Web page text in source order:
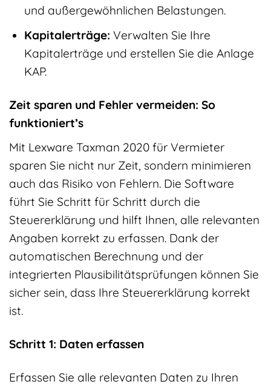
und außergewöhnlichen Belastungen.
Kapitalerträge: Verwalten Sie Ihre
Kapitalerträge und erstellen Sie die Anlage
KAP.
Zeit sparen und Fehler vermeiden: So
funktioniert’s
Mit Lexware Taxman 2020 für Vermieter
sparen Sie nicht nur Zeit, sondern minimieren
auch das Risiko von Fehlern. Die Software
führt Sie Schritt für Schritt durch die
Steuererklärung und hilft Ihnen, alle relevanten
Angaben korrekt zu erfassen. Dank der
automatischen Berechnung und der
integrierten Plausibilitätsprüfungen können Sie
sicher sein, dass Ihre Steuererklärung korrekt
ist.
Schritt 1: Daten erfassen
Erfassen Sie alle relevanten Daten zu Ihren